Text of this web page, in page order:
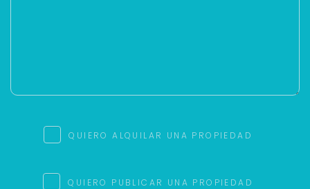
QUIERO ALQUILAR UNA PROPIEDAD
QUIERO PUBLICAR UNA PROPIEDAD